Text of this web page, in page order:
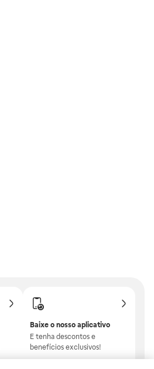
Baixe o nosso aplicativo
E tenha descontos e
benefícios exclusivos!